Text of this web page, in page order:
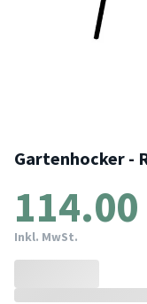
Gartenhocker -
114.00
Inkl. MwSt.